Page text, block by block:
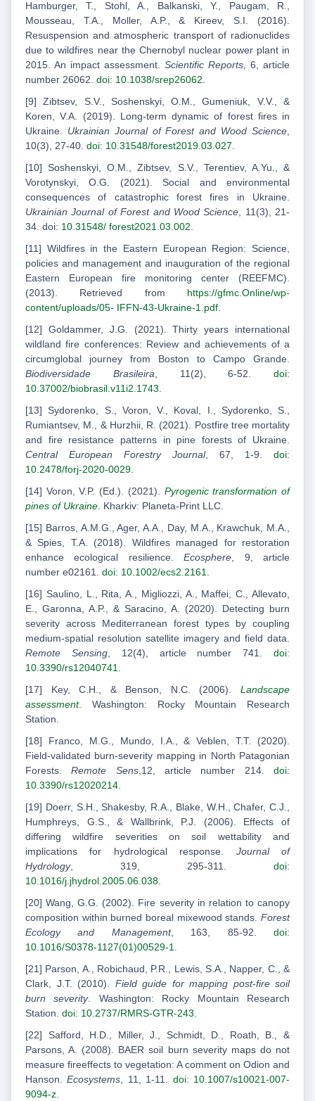
Hamburger, T., Stohl, A., Balkanski, Y., Paugam, R.,
Mousseau, T.A., Moller, A.P., & Kireev, S.I. (2016).
Resuspension and atmospheric transport of radionuclides
due to wildfires near the Chernobyl nuclear power plant in
2015. An impact assessment. Scientific Reports, 6, article
number 26062. doi: 10.1038/srep26062.
[9] Zibtsev, S.V., Soshenskyi, O.M., Gumeniuk, V.V., &
Koren, V.A. (2019). Long-term dynamic of forest fires in
Ukraine. Ukrainian Journal of Forest and Wood Science,
10(3), 27-40. doi: 10.31548/forest2019.03.027.
[10] Soshenskyi, O.M., Zibtsev, S.V., Terentiev, A.Yu., &
Vorotynskyi, O.G. (2021). Social and environmental
consequences of catastrophic forest fires in Ukraine.
Ukrainian Journal of Forest and Wood Science, 11(3), 21-
34. doi: 10.31548/ forest2021.03.002.
[11] Wildfires in the Eastern European Region: Science,
policies and management and inauguration of the regional
Eastern European fire monitoring center (REEFMC).
(2013). Retrieved from https://gfmc.Online/wp-
content/uploads/05- IFFN-43-Ukraine-1.pdf.
[12] Goldammer, J.G. (2021). Thirty years international
wildland fire conferences: Review and achievements of a
circumglobal journey from Boston to Campo Grande.
Biodiversidade Brasileira, 11(2), 6-52. doi:
10.37002/biobrasil.v11i2.1743.
[13] Sydorenko, S., Voron, V., Koval, I., Sydorenko, S.,
Rumiantsev, M., & Hurzhii, R. (2021). Postfire tree mortality
and fire resistance patterns in pine forests of Ukraine.
Central European Forestry Journal, 67, 1-9. doi:
10.2478/forj-2020-0029.
[14] Voron, V.P. (Ed.). (2021). Pyrogenic transformation of
pines of Ukraine. Kharkiv: Planeta-Print LLC.
[15] Barros, A.M.G., Ager, A.A., Day, M.A., Krawchuk, M.A.,
& Spies, T.A. (2018). Wildfires managed for restoration
enhance ecological resilience.Ecosphere, 9, article
number e02161. doi: 10.1002/ecs2.2161.
[16] Saulino, L., Rita, A., Migliozzi, A., Maffei, C., Allevato,
E., Garonna, A.P., & Saracino, A. (2020). Detecting burn
severity across Mediterranean forest types by coupling
medium-spatial resolution satellite imagery and field data.
Remote Sensing, 12(4), article number 741.doi:
10.3390/rs12040741.
[17] Key, C.H., & Benson, N.C. (2006). Landscape
assessment. Washington: Rocky Mountain Research
Station.
[18] Franco, M.G., Mundo, I.A., & Veblen, T.T. (2020).
Field-validated burn-severity mapping in North Patagonian
Forests.Remote Sens,12, article number 214.doi:
10.3390/rs12020214.
[19] Doerr, S.H., Shakesby, R.A., Blake, W.H., Chafer, C.J.,
Humphreys, G.S., & Wallbrink, P.J. (2006). Effects of
differing wildfire severities on soil wettability and
implications for hydrological response. Journal of
Hydrology, 319, 295-311. doi:
10.1016/j.jhydrol.2005.06.038.
[20] Wang, G.G. (2002). Fire severity in relation to canopy
composition within burned boreal mixewood stands. Forest
Ecology and Management, 163, 85-92.doi:
10.1016/S0378-1127(01)00529-1.
[21] Parson, A., Robichaud, P.R., Lewis, S.A., Napper, C., &
Clark, J.T. (2010). Field guide for mapping post-fire soil
burn severity. Washington: Rocky Mountain Research
Station. doi: 10.2737/RMRS-GTR-243.
[22] Safford, H.D., Miller, J., Schmidt, D., Roath, B., &
Parsons, A. (2008). BAER soil burn severity maps do not
measure fireeffects to vegetation: A comment on Odion and
Hanson.Ecosystems, 11, 1-11. doi: 10.1007/s10021-007-
9094-z.